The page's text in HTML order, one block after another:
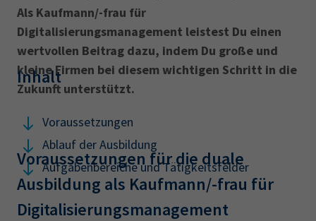
Leichte Sprache
IHK regional
Karriere
Presse
EN
IHK Akademie
Wirtschaftsfachwirt
Sachkundeprüfung
Berichtsheft
AEVO
34i
Betriebswirt Prüfbericht
Als Kaufmann/-frau für
Digitalisierungsmanagement leistest Du einen
wertvollen Beitrag dazu, indem Du große und
kleine Firmen bei diesem wichtigen Schritt in die
Zukunft unterstützt.
Inhalt
Voraussetzungen
Ablauf der Ausbildung
Aufgabenbereiche und Tätigkeitsfelder
Voraussetzungen für die duale
Ausbildung als Kaufmann/-frau für
Digitalisierungsmanagement